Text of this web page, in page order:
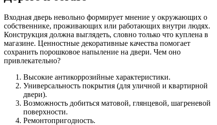
Входная дверь невольно формирует мнение у окружающих о
собственнике, проживающих или работающих внутри людях.
Конструкция должна выглядеть, словно только что куплена в
магазине. Ценностные декоративные качества помогает
сохранить порошковое напыление на двери. Чем оно
привлекательно?
Высокие антикоррозийные характеристики.
Универсальность покрытия (для уличной и квартирной
двери).
Возможность добиться матовой, глянцевой, шагреневой
поверхности.
Ремонтопригодность.